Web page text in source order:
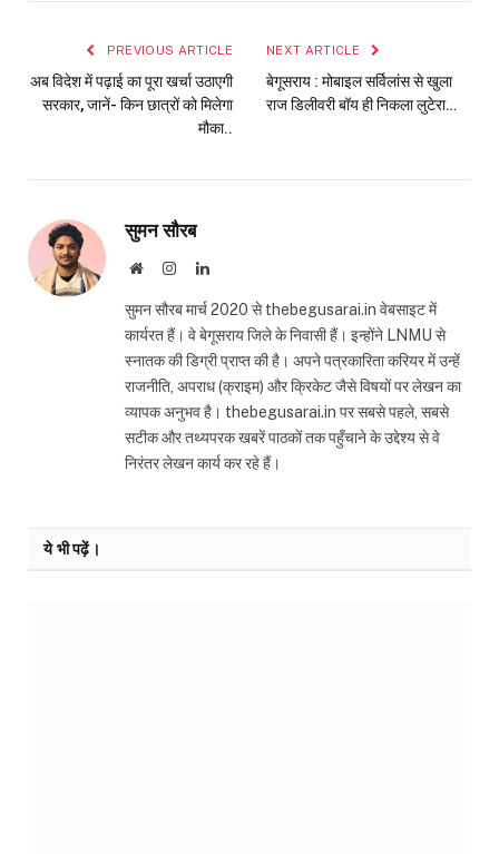
PREVIOUS ARTICLE
अब विदेश में पढ़ाई का पूरा खर्चा उठाएगी
सरकार, जानें- किन छात्रों को मिलेगा
मौका..
NEXT ARTICLE
बेगूसराय : मोबाइल सर्विलांस से खुला
राज डिलीवरी बॉय ही निकला लुटेरा…
सुमन सौरब
WebsiteInstagramLinkedIn
सुमन सौरब मार्च 2020 से thebegusarai.in वेबसाइट में
कार्यरत हैं। वे बेगूसराय जिले के निवासी हैं। इन्होंने LNMU से
स्नातक की डिग्री प्राप्त की है। अपने पत्रकारिता करियर में उन्हें
राजनीति, अपराध (क्राइम) और क्रिकेट जैसे विषयों पर लेखन का
व्यापक अनुभव है। thebegusarai.in पर सबसे पहले, सबसे
सटीक और तथ्यपरक खबरें पाठकों तक पहुँचाने के उद्देश्य से वे
निरंतर लेखन कार्य कर रहे हैं।
ये भी पढ़ें।